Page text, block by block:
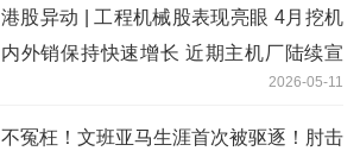
港股异动 | 工程机械股表现亮眼 4月挖机
内外销保持快速增长 近期主机厂陆续宣
2026-05-11
不冤枉！文班亚马生涯首次被驱逐！肘击